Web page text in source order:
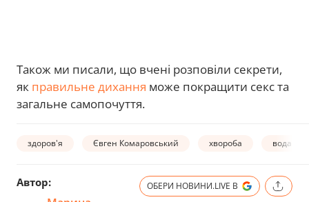
Також ми писали, що вчені розповіли секрети,
як правильне дихання може покращити секс та
загальне самопочуття.
здоров'я Євген Комаровський хвороба вода
Автор: ОБЕРИ НОВИНИ.LIVE В